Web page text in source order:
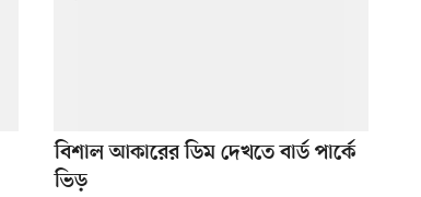
বিশাল আকারের ডিম দেখতে বার্ড পার্কে
ভিড়